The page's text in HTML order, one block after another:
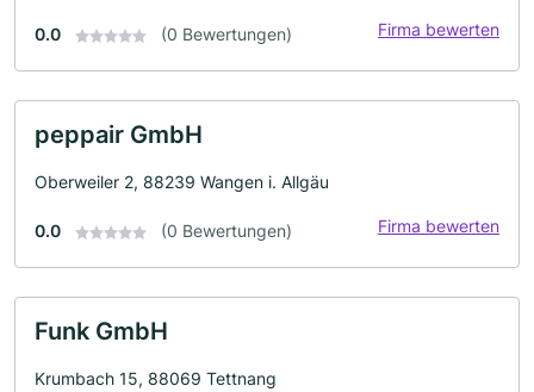
0.0 (0 Bewertungen) Firma bewerten
peppair GmbH
Oberweiler 2, 88239 Wangen i. Allgäu
0.0 (0 Bewertungen) Firma bewerten
Funk GmbH
Krumbach 15, 88069 Tettnang